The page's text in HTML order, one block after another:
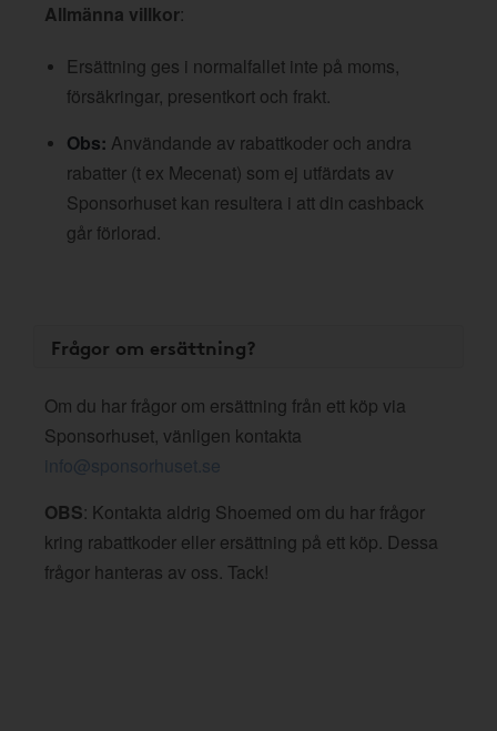
Allmänna villkor:
Ersättning ges i normalfallet inte på moms,
försäkringar, presentkort och frakt.
Obs: Användande av rabattkoder och andra
rabatter (t ex Mecenat) som ej utfärdats av
Sponsorhuset kan resultera i att din cashback
går förlorad.
Frågor om ersättning?
Om du har frågor om ersättning från ett köp via
Sponsorhuset, vänligen kontakta
info@sponsorhuset.se
OBS: Kontakta aldrig Shoemed om du har frågor
kring rabattkoder eller ersättning på ett köp. Dessa
frågor hanteras av oss. Tack!